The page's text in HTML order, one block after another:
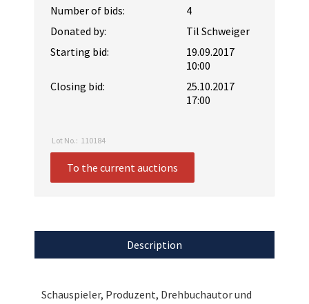
Number of bids:
4
Donated by:
Til Schweiger
Starting bid:
19.09.2017
10:00
Closing bid:
25.10.2017
17:00
Lot No.: 110184
To the current auctions
Description
Schauspieler, Produzent, Drehbuchautor und